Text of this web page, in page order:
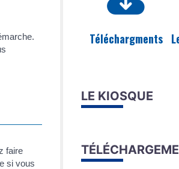
faire
si vous
Téléchargments
LE KIOSQUE